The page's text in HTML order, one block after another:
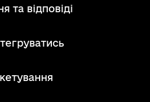
та відповіді